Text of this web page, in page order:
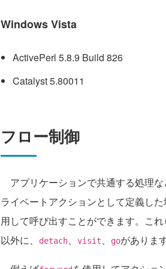
Windows Vista
ActivePerl 5.8.9 Build 826
Catalyst 5.80011
フロー制御
アプリケーションで共通する処理
ライベートアクションとして定義し
用して呼び出すことができます。こ
以外に、
detach、 visit、 goがありま